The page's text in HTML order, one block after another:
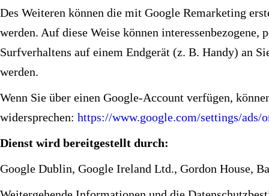
Des Weiteren können die mit Google Remarketing
werden. Auf diese Weise können
Surfverhaltens auf einem Endgerät (z. B. Handy) an
werden.
Wenn Sie über einen Google-Account verfügen,
widersprechen: https://www.google.com/settings/ads/
Dienst wird bereitgestellt durch:
Google Dublin, Google Ireland Ltd., Gordon House,